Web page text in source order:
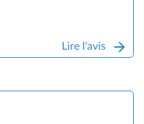
Lire l'avis